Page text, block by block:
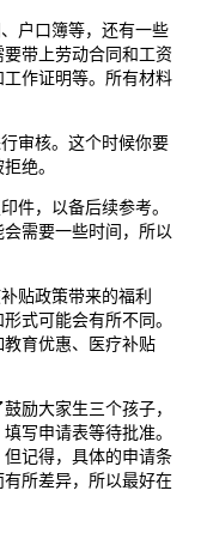
户口簿等，还有一些
带上劳动合同和工资
作证明等。所有材料
审核。这个时候你要
绝。
，以备后续参考。
需要一些时间，所以
贴政策带来的福利
式可能会有所不同。
育优惠、医疗补贴
励大家生三个孩子，
写申请表等待批准。
记得，具体的申请条
所差异，所以最好在